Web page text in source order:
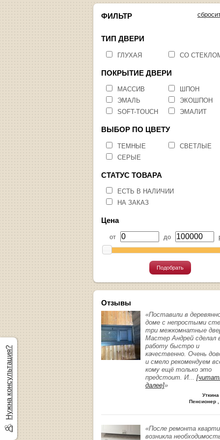
ФИЛЬТР
ТИП ДВЕРИ
ГЛУХАЯ СО
ПОКРЫТИЕ ДВЕРИ
МАССИВ
ШПОН
ЭМАЛЬ
ЭКОШПОН
SOFT-TOUCH
ЭМАЛИТ
ВЫБОР ПО ЦВЕТУ
ТЕМНЫЕ
СВЕТЛЫЕ
СЕРЫЕ
СТАТУС ТОВАРА
ЕСТЬ В НАЛИЧИИ
НА ЗАКАЗ
Цена
от до
Подобрать
Отзывы
«Поставили в
доме с непростыми
три межкомнатные
Мастер Андрей сделал
работу быстро и
качественно. Очень
и смело рекомендуем
кому ещё только это
предстоит. И...
далее]»
Пенсионер
«После ремонта
возникла
Нужна консультация?